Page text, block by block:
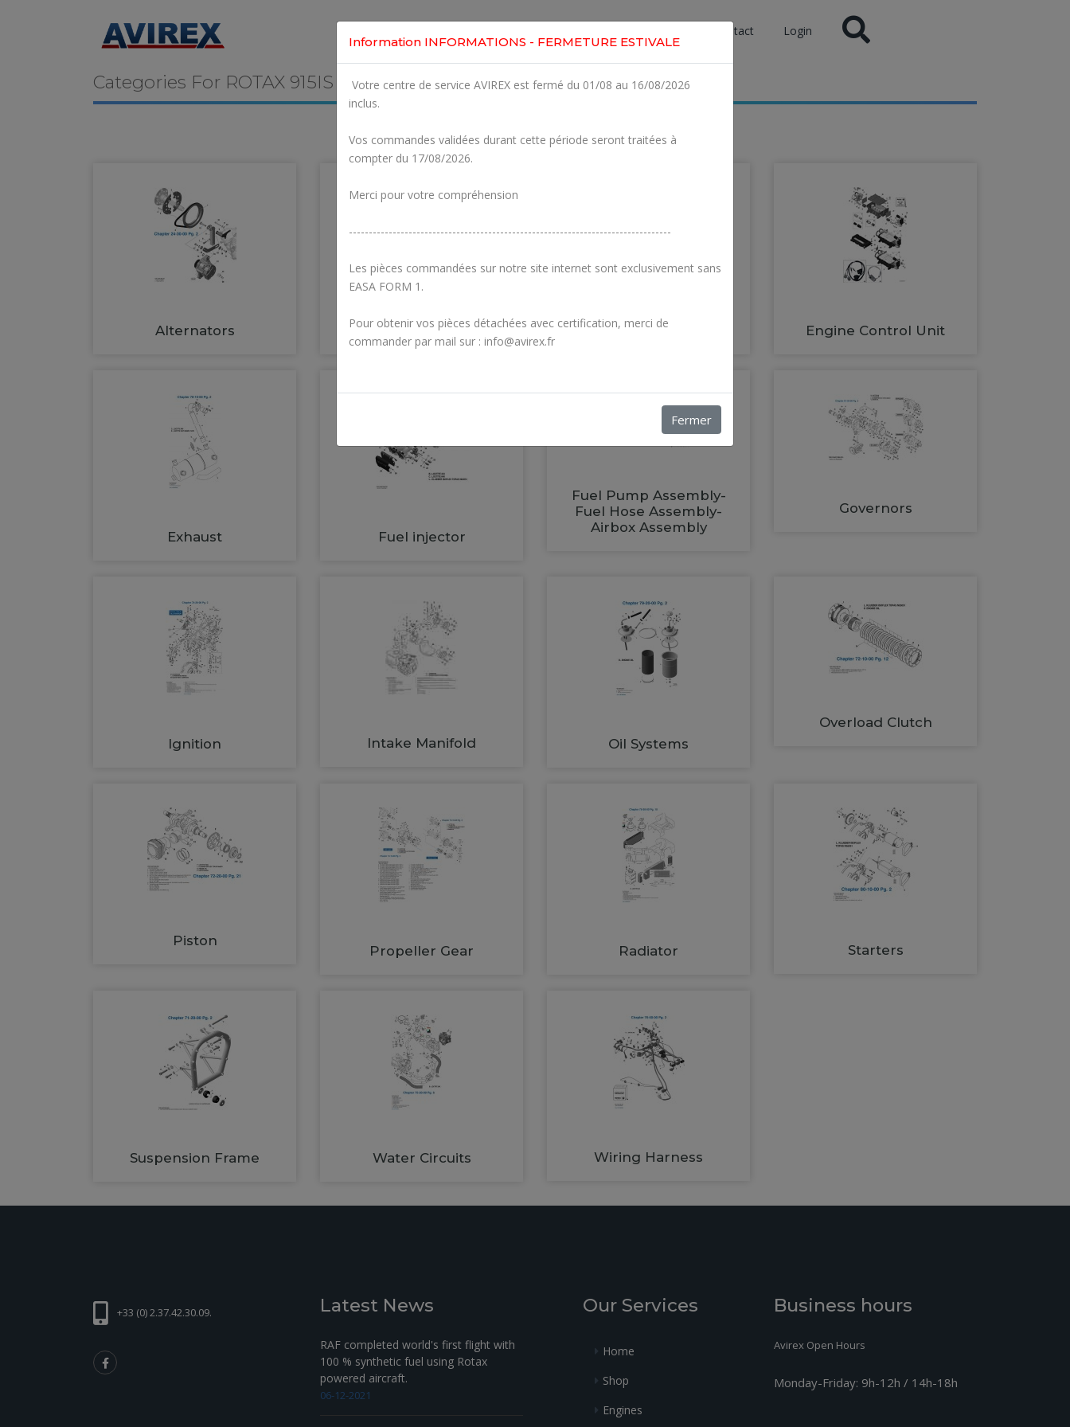
Contact Login
Categories For ROTAX 915IS
Alternators Camshaft Crankcase Engine Control Unit
Exhaust Fuel injector
Fuel Pump Assembly-
Fuel Hose Assembly-
Airbox Assembly
Governors
Ignition Intake Manifold Oil Systems
Overload Clutch
Piston
Propeller Gear Radiator Starters
Suspension Frame Water Circuits Wiring Harness
+33 (0) 2.37.42.30.09. Latest News
RAF completed world's first flight with
100 % synthetic fuel using Rotax
powered aircraft.
06-12-2021
Our Services
Home
Shop
Engines
Business hours
Avirex Open Hours
Monday-Friday: 9h-12h / 14h-18h
Information INFORMATIONS - FERMETURE ESTIVALE
Votre centre de service AVIREX est fermé du 01/08 au 16/08/2026
inclus.
Vos commandes validées durant cette période seront traitées à
compter du 17/08/2026.
Merci pour votre compréhension
---------------------------------------------------------------------------------
Les pièces commandées sur notre site internet sont exclusivement sans
EASA FORM 1.
Pour obtenir vos pièces détachées avec certification, merci de
commander par mail sur : info@avirex.fr
Fermer